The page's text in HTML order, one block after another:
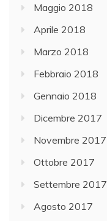
Maggio 2018
Aprile 2018
Marzo 2018
Febbraio 2018
Gennaio 2018
Dicembre 2017
Novembre 2017
Ottobre 2017
Settembre 2017
Agosto 2017